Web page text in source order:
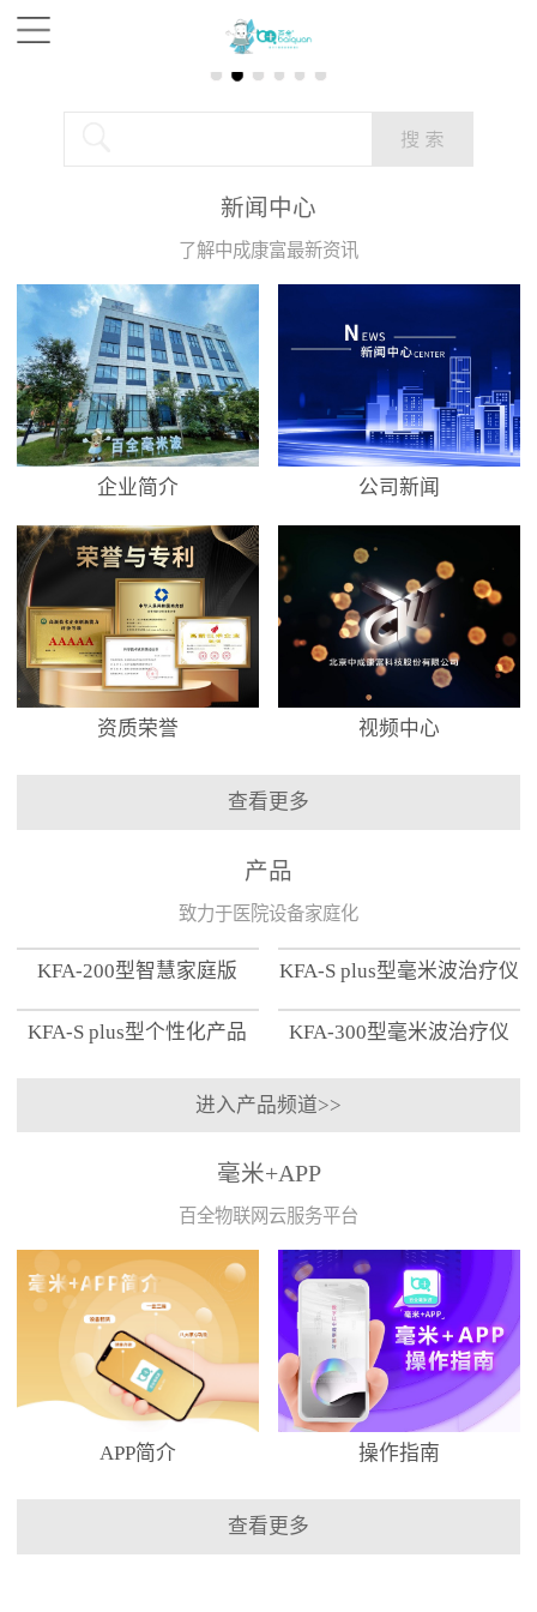
新闻中心
了解中成康富最新资讯
企业简介 公司新闻
资质荣誉 视频中心
查看更多
产品
致力于医院设备家庭化
KFA-200型智慧家庭版 KFA-S plus型毫米波治疗仪
KFA-S plus型个性化产品
KFA-300型毫米波治疗仪
进入产品频道>>
毫米+APP
百全物联网云服务平台
APP简介 操作指南
查看更多